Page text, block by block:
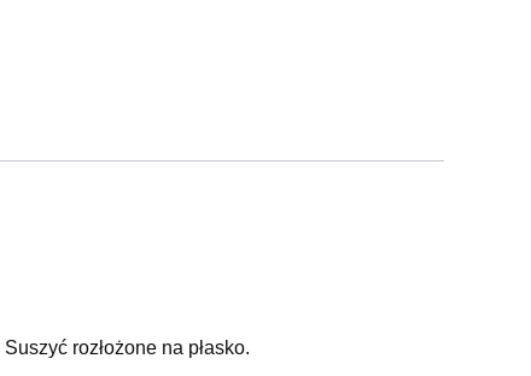
Suszyć rozłożone na płasko.